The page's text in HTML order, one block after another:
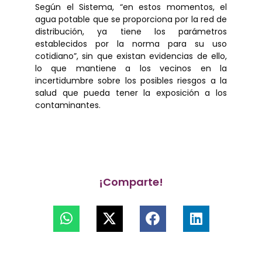
Según el Sistema, “en estos momentos, el
agua potable que se proporciona por la red de
distribución, ya tiene los parámetros
establecidos por la norma para su uso
cotidiano”, sin que existan evidencias de ello,
lo que mantiene a los vecinos en la
incertidumbre sobre los posibles riesgos a la
salud que pueda tener la exposición a los
contaminantes.
¡Comparte!